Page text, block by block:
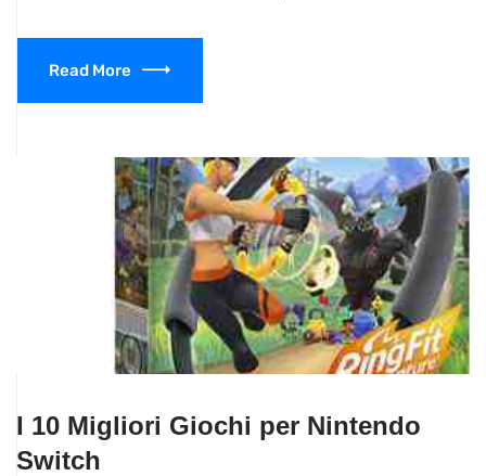
Read More
I 10 Migliori Giochi per Nintendo
Switch